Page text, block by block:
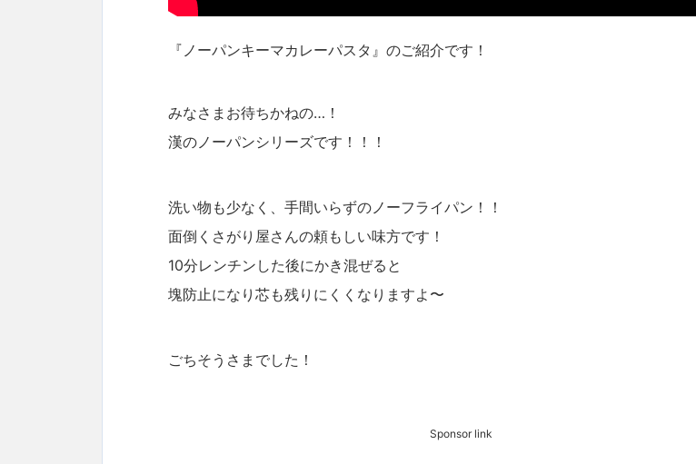
『ノーパンキーマカレーパスタ』のご紹介です！
みなさまお待ちかねの…！
漢のノーパンシリーズです！！！
洗い物も少なく、手間いらずのノーフライパン！！
面倒くさがり屋さんの頼もしい味方です！
10分レンチンした後にかき混ぜると
塊防止になり芯も残りにくくなりますよ〜
ごちそうさまでした！
Sponsor link